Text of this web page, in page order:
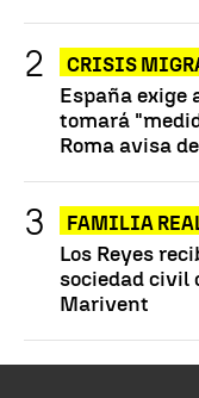
CRISIS
España
tomará
Roma avisa
FAMILIA
Los Reyes
sociedad civil
Marivent